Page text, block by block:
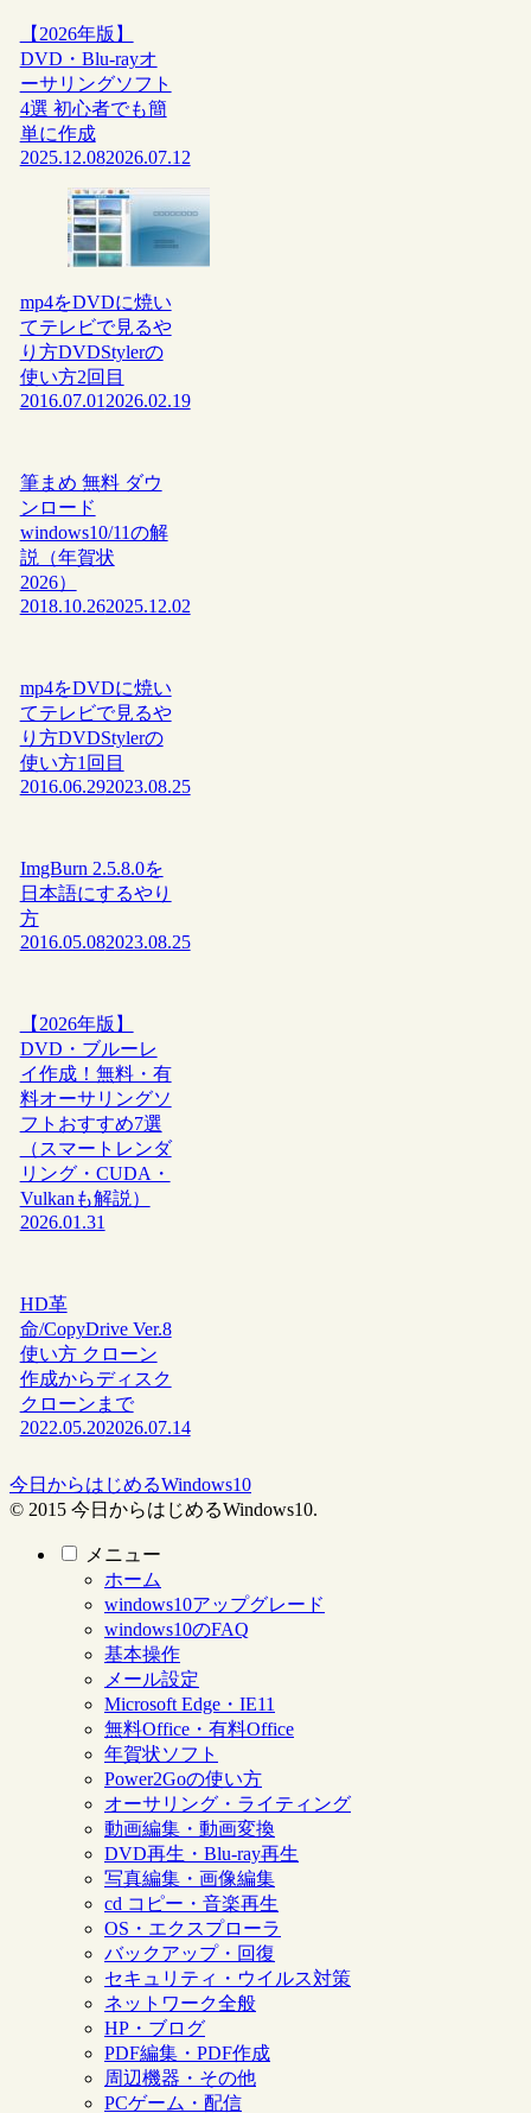
【2026年版】
DVD・Blu-rayオ
ーサリングソフト
4選 初心者でも簡
単に作成
2025.12.082026.07.12
mp4をDVDに焼い
てテレビで見るや
り方DVDStylerの
使い方2回目
2016.07.01 2026.02.19
筆まめ 無料 ダウ
ンロード
windows10/11の解
説（年賀状
2026）
2018.10.262025.12.02
mp4をDVDに焼い
てテレビで見るや
り方DVDStylerの
使い方1回目
2016.06.292023.08.25
ImgBurn 2.5.8.0を
日本語にするやり
方
2016.05.082023.08.25
【2026年版】
DVD・ブルーレ
イ作成！無料・有
料オーサリングソ
フトおすすめ7選
（スマートレンダ
リング・CUDA・
Vulkanも解説）
2026.01.31
HD革
命/CopyDrive Ver.8
使い方 クローン
作成からディスク
クローンまで
2022.05.202026.07.14
今日からはじめるWindows10
© 2015 今日からはじめるWindows10.
メニュー
ホーム
windows10アップグレード
windows10のFAQ
基本操作
メール設定
Microsoft Edge・IE11
無料Office・有料Office
年賀状ソフト
Power2Goの使い方
オーサリング・ライティング
動画編集・動画変換
DVD再生・Blu-ray再生
写真編集・画像編集
cd コピー・音楽再生
OS・エクスプローラ
バックアップ・回復
セキュリティ・ウイルス対策
ネットワーク全般
HP・ブログ
PDF編集・PDF作成
周辺機器・その他
PCゲーム・配信